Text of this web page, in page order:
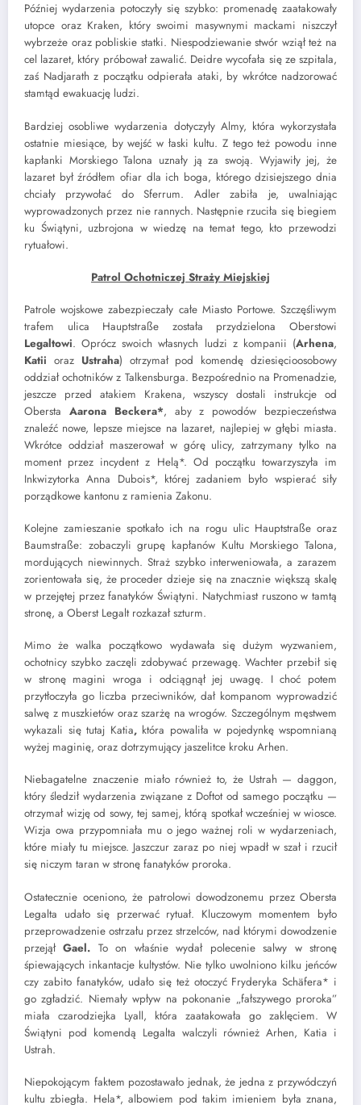
Później wydarzenia potoczyły się szybko: promenadę zaatakowały
utopce oraz Kraken, który swoimi masywnymi mackami niszczył
wybrzeże oraz pobliskie statki. Niespodziewanie stwór wziął też na
cel lazaret, który próbował zawalić. Deidre wycofała się ze szpitala,
zaś Nadjarath z początku odpierała ataki, by wkrótce nadzorować
stamtąd ewakuację ludzi.
Bardziej osobliwe wydarzenia dotyczyły Almy, która wykorzystała
ostatnie miesiące, by wejść w łaski kultu. Z tego też powodu inne
kapłanki Morskiego Talona uznały ją za swoją. Wyjawiły jej, że
lazaret był źródłem ofiar dla ich boga, którego dzisiejszego dnia
chciały przywołać do Sferrum. Adler zabiła je, uwalniając
wyprowadzonych przez nie rannych. Następnie rzuciła się biegiem
ku Świątyni, uzbrojona w wiedzę na temat tego, kto przewodzi
rytuałowi.
Patrol Ochotniczej Straży Miejskiej
Patrole wojskowe zabezpieczały całe Miasto Portowe. Szczęśliwym
trafem ulica Hauptstraße została przydzielona Oberstowi
Legaltowi. Oprócz swoich własnych ludzi z kompanii (Arhena,
Katii oraz Ustraha) otrzymał pod komendę dziesięcioosobowy
oddział ochotników z Talkensburga. Bezpośrednio na Promenadzie,
jeszcze przed atakiem Krakena, wszyscy dostali instrukcje od
Obersta Aarona Beckera*, aby z powodów bezpieczeństwa
znaleźć nowe, lepsze miejsce na lazaret, najlepiej w głębi miasta.
Wkrótce oddział maszerował w górę ulicy, zatrzymany tylko na
moment przez incydent z Helą*. Od początku towarzyszyła im
Inkwizytorka Anna Dubois*, której zadaniem było wspierać siły
porządkowe kantonu z ramienia Zakonu.
Kolejne zamieszanie spotkało ich na rogu ulic Hauptstraße oraz
Baumstraße: zobaczyli grupę kapłanów Kultu Morskiego Talona,
mordujących niewinnych. Straż szybko interweniowała, a zarazem
zorientowała się, że proceder dzieje się na znacznie większą skalę
w przejętej przez fanatyków Świątyni. Natychmiast ruszono w tamtą
stronę, a Oberst Legalt rozkazał szturm.
Mimo że walka początkowo wydawała się dużym wyzwaniem,
ochotnicy szybko zaczęli zdobywać przewagę. Wachter przebił się
w stronę magini wroga i odciągnął jej uwagę. I choć potem
przytłoczyła go liczba przeciwników, dał kompanom wyprowadzić
salwę z muszkietów oraz szarżę na wrogów. Szczególnym męstwem
wykazali się tutaj Katia, która powaliła w pojedynkę wspomnianą
wyżej maginię, oraz dotrzymujący jaszelitce kroku Arhen.
Niebagatelne znaczenie miało również to, że Ustrah — daggon,
który śledził wydarzenia związane z Doftot od samego początku —
otrzymał wizję od sowy, tej samej, którą spotkał wcześniej w wiosce.
Wizja owa przypomniała mu o jego ważnej roli w wydarzeniach,
które miały tu miejsce. Jaszczur zaraz po niej wpadł w szał i rzucił
się niczym taran w stronę fanatyków proroka.
Ostatecznie oceniono, że patrolowi dowodzonemu przez Obersta
Legalta udało się przerwać rytuał. Kluczowym momentem było
przeprowadzenie ostrzału przez strzelców, nad którymi dowodzenie
przejąłGael. To on właśnie wydał polecenie salwy w stronę
śpiewających inkantacje kultystów. Nie tylko uwolniono kilku jeńców
czy zabito fanatyków, udało się też otoczyć Fryderyka Schäfera* i
go zgładzić. Niemały wpływ na pokonanie „fałszywego proroka”
miała czarodziejka Lyall, która zaatakowała go zaklęciem. W
Świątyni pod komendą Legalta walczyli również Arhen, Katia i
Ustrah.
Niepokojącym faktem pozostawało jednak, że jedna z przywódczyń
kultu zbiegła. Hela*, albowiem pod takim imieniem była znana,